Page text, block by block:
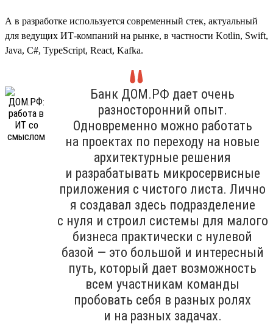
А в разработке используется современный стек, актуальный
для ведущих ИТ-компаний на рынке, в частности Kotlin, Swift,
Java, C#, TypeScript, React, Kafka.
Банк ДОМ.РФ дает очень
разносторонний опыт.
Одновременно можно работать
на проектах по переходу на новые
архитектурные решения
и разрабатывать микросервисные
приложения с чистого листа. Лично
я создавал здесь подразделение
с нуля и строил системы для малого
бизнеса практически с нулевой
базой — это большой и интересный
путь, который дает возможность
всем участникам команды
пробовать себя в разных ролях
и на разных задачах.